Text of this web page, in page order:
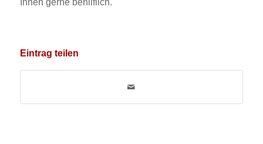
Ihnen gerne behilflich.
Eintrag teilen